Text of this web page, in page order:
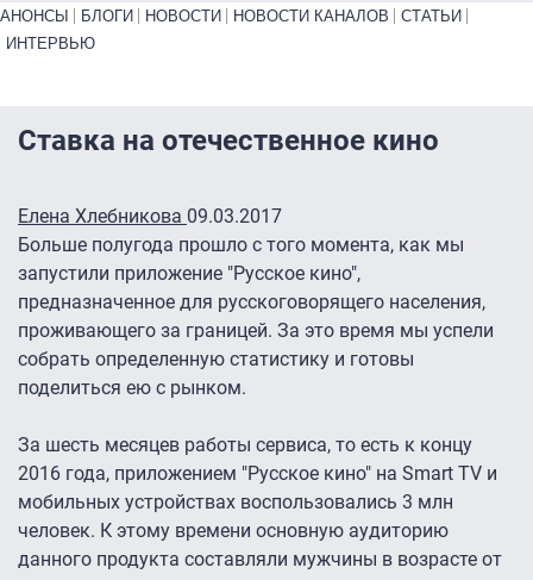
Primary links bottom
АНОНСЫ БЛОГИ НОВОСТИ НОВОСТИ КАНАЛОВ
СТАТЬИ
ИНТЕРВЬЮ
Ставка на отечественное кино
Елена Хлебникова 09.03.2017
Больше полугода прошло с того момента, как мы
запустили приложение "Русское кино",
предназначенное для русскоговорящего населения,
проживающего за границей. За это время мы успели
собрать определенную статистику и готовы
поделиться ею с рынком.
За шесть месяцев работы сервиса, то есть к концу
2016 года, приложением "Русское кино" на Smart TV и
мобильных устройствах воспользовались 3 млн
человек. К этому времени основную аудиторию
данного продукта составляли мужчины в возрасте от